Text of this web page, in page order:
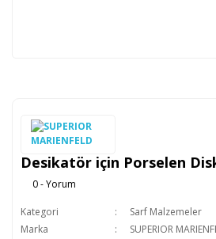
Desikatör için Porselen
0 - Yorum
Kategori
Sarf Malzemeler
Marka
SUPERIOR